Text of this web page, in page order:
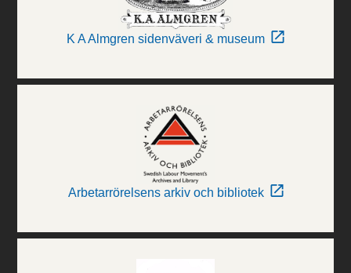
K A Almgren sidenväveri & museum
Arbetarrörelsens arkiv och bibliotek